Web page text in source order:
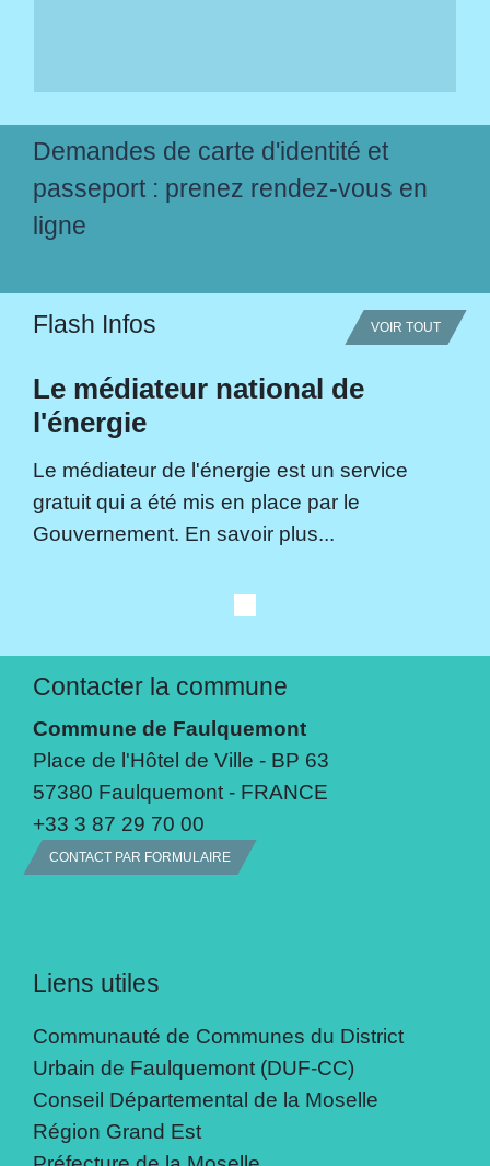
Demandes de carte d'identité et
passeport : prenez rendez-vous en
ligne
Flash Infos VOIR TOUT
Le médiateur national de
l'énergie
Le médiateur de l'énergie est un service
gratuit qui a été mis en place par le
Gouvernement. En savoir plus...
Contacter la commune
Commune de Faulquemont
Place de l'Hôtel de Ville - BP 63
57380 Faulquemont - FRANCE
+33 3 87 29 70 00
CONTACT PAR FORMULAIRE
Liens utiles
Communauté de Communes du District
Urbain de Faulquemont (DUF-CC)
Conseil Départemental de la Moselle
Région Grand Est